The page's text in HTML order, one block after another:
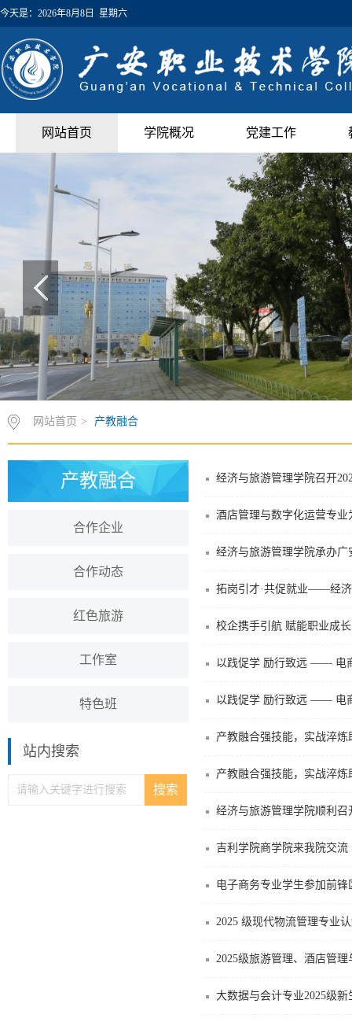
今天是： 2026年8月8日 星期六
网站首页 学院概况 党建工作
网站首页 > 产教融合
产教融合
合作企业
合作动态
红色旅游
工作室
特色班
站内搜索
经济与旅游管理学院召开
酒店管理与数字化运营专
经济与旅游管理学院承办
拓岗引才·共促就业——经济
校企携手引航 赋能职业成长
以践促学 励行致远 —— 电
以践促学 励行致远 —— 电
经济与旅游管理学院顺利
吉利学院商学院来我院交流
电子商务专业学生参加前锋
2025 级现代物流管理专业
2025级旅游管理、酒店管
大数据与会计专业2025级